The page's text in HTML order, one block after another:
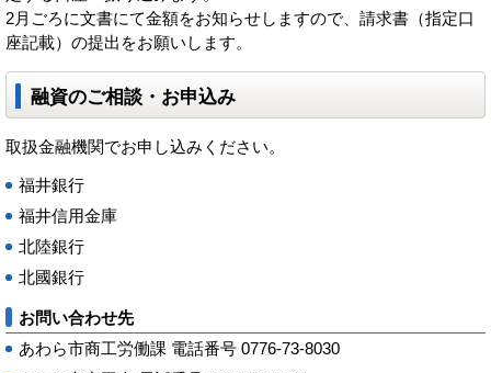
2月ごろに文書にて金額をお知らせしますので、請求書（指定口
座記載）の提出をお願いします。
融資のご相談・お申込み
取扱金融機関でお申し込みください。
福井銀行
福井信用金庫
北陸銀行
北國銀行
お問い合わせ先
あわら市商工労働課 電話番号 0776-73-8030